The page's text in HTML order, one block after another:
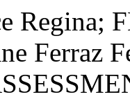
Regina;
Ferraz